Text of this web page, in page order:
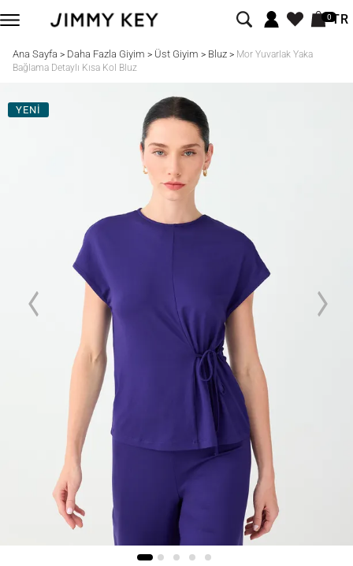
0TR
Ana Sayfa > Daha Fazla Giyim > Üst Giyim > Bluz> Mor Yuvarlak Yaka
Bağlama Detaylı Kısa Kol Bluz
YENİ